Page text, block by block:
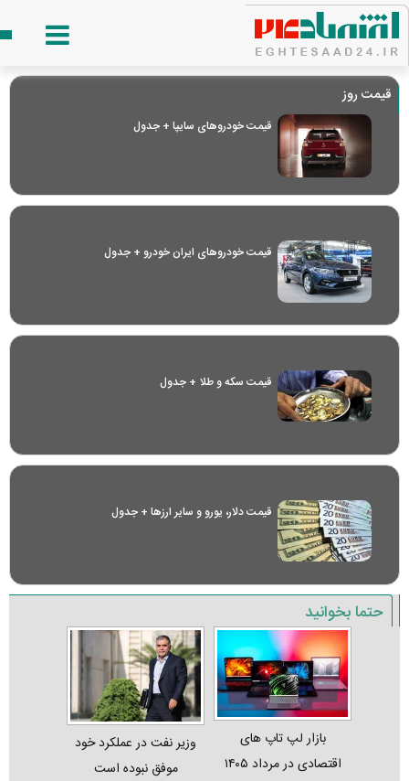
قیمت روز
قیمت خودرو‌های سایپا + جدول
قیمت خودرو‌های ایران خودرو + جدول
قیمت سکه و طلا + جدول
قیمت دلار، یورو و سایر ارز‌ها + جدول
حتما بخوانید
بازار لپ‌ تاپ‌ های
اقتصادی در مرداد ۱۴۰۵
وزیر نفت در عملکرد خود
موفق نبوده است